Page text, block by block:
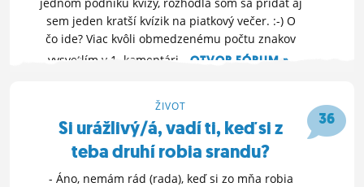
sem jeden kratší kvízik na piatkový večer. :-) O
čo ide? Viac kvôli obmedzenému počtu znakov
vysvetlím v 1. komentári.
OTVOR FÓRUM »
36
ŽIVOT
Si urážlivý/á, vadí ti, keď si z
teba druhí robia srandu?
- Áno, nemám rád (rada), keď si zo mňa robia